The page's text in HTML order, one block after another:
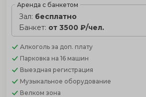
Аренда с банкетом
Зал: бесплатно
Банкет: от 3500 ₽/чел.
Алкоголь за доп. плату
Парковка на 16 машин
Выездная регистрация
Музыкальное оборудование
Велком зона